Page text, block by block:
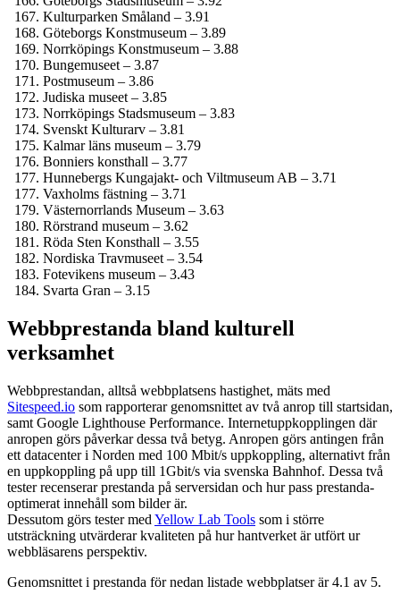
Kulturparken Småland – 3.91
Göteborgs Konstmuseum – 3.89
Norrköpings Konstmuseum – 3.88
Bungemuseet – 3.87
Postmuseum – 3.86
Judiska museet – 3.85
Norrköpings Stadsmuseum – 3.83
Svenskt Kulturarv – 3.81
Kalmar läns museum – 3.79
Bonniers konsthall – 3.77
Hunnebergs Kungajakt- och Viltmuseum AB – 3.71
Vaxholms fästning – 3.71
Västernorrlands Museum – 3.63
Rörstrand museum – 3.62
Röda Sten Konsthall – 3.55
Nordiska Travmuseet – 3.54
Fotevikens museum – 3.43
Svarta Gran – 3.15
Webbprestanda bland kulturell
verksamhet
Webbprestandan, alltså webbplatsens hastighet, mäts med
Sitespeed.io som rapporterar genomsnittet av två anrop till startsidan,
samt Google Lighthouse Performance. Internet­uppkopplingen där
anropen görs påverkar dessa två betyg. Anropen görs antingen från
ett datacenter i Norden med 100 Mbit/s uppkoppling, alternativt från
en uppkoppling på upp till 1Gbit/s via svenska Bahnhof. Dessa två
tester recenserar prestanda på serversidan och hur pass prestanda­
optimerat innehåll som bilder är.
Dessutom görs tester med Yellow Lab Tools som i större
utsträckning utvärderar kvaliteten på hur hantverket är utfört ur
webbläsarens perspektiv.
Genomsnittet i prestanda för nedan listade webbplatser är 4.1 av 5.